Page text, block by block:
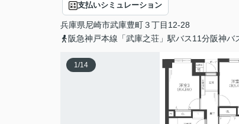
支払いシミュレーション
兵庫県尼崎市武庫豊町３丁目12-28
阪急神戸本線「武庫之荘」駅バス11分阪神バ
1/14